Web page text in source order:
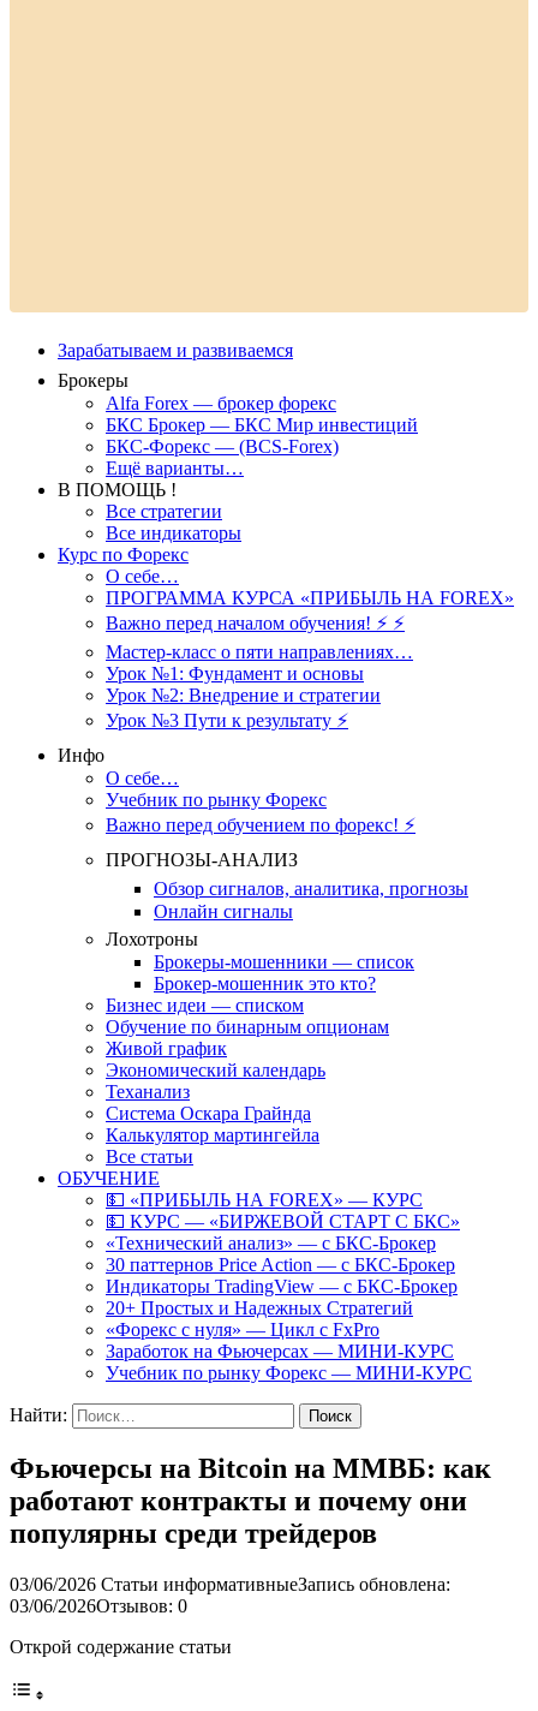
Зарабатываем и развиваемся
Брокеры
Alfa Forex — брокер форекс
БКС Брокер — БКС Мир инвестиций
БКС-Форекс — (BCS-Forex)
Ещё варианты…
В ПОМОЩЬ !
Все стратегии
Все индикаторы
Курс по Форекс
О себе…
ПРОГРАММА КУРСА «ПРИБЫЛЬ НА FOREX»
Важно перед началом обучения! ⚡ ⚡
Мастер-класс о пяти направлениях…
Урок №1: Фундамент и основы
Урок №2: Внедрение и стратегии
Урок №3 Пути к результату ⚡️
Инфо
О себе…
Учебник по рынку Форекс
Важно перед обучением по форекс! ⚡
ПРОГНОЗЫ-АНАЛИЗ
Обзор сигналов, аналитика, прогнозы
Онлайн сигналы
Лохотроны
Брокеры-мошенники — список
Брокер-мошенник это кто?
Бизнес идеи — списком
Обучение по бинарным опционам
Живой график
Экономический календарь
Теханализ
Система Оскара Грайнда
Калькулятор мартингейла
Все статьи
ОБУЧЕНИЕ
💵 «ПРИБЫЛЬ НА FOREX» — КУРС
💵 КУРС — «БИРЖЕВОЙ СТАРТ С БКС»
«Технический анализ» — с БКС-Брокер
30 паттернов Price Action — с БКС-Брокер
Индикаторы TradingView — с БКС-Брокер
20+ Простых и Надежных Стратегий
«Форекс с нуля» — Цикл с FxPro
Заработок на Фьючерсах — МИНИ-КУРС
Учебник по рынку Форекс — МИНИ-КУРС
Найти:
Фьючерсы на Bitcoin на ММВБ: как
работают контракты и почему они
популярны среди трейдеров
03/06/2026 Статьи информативныеЗапись обновлена:
03/06/2026Отзывов: 0
Открой содержание статьи